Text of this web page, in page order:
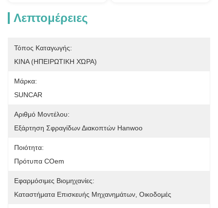
Λεπτομέρειες
Τόπος Καταγωγής:
ΚΙΝΑ (ΗΠΕΙΡΩΤΙΚΗ ΧΏΡΑ)
Μάρκα:
SUNCAR
Αριθμό Μοντέλου:
Εξάρτηση Σφραγίδων Διακοπτών Hanwoo
Ποιότητα:
Πρότυπα COem
Εφαρμόσιμες Βιομηχανίες:
Καταστήματα Επισκευής Μηχανημάτων, Οικοδομές